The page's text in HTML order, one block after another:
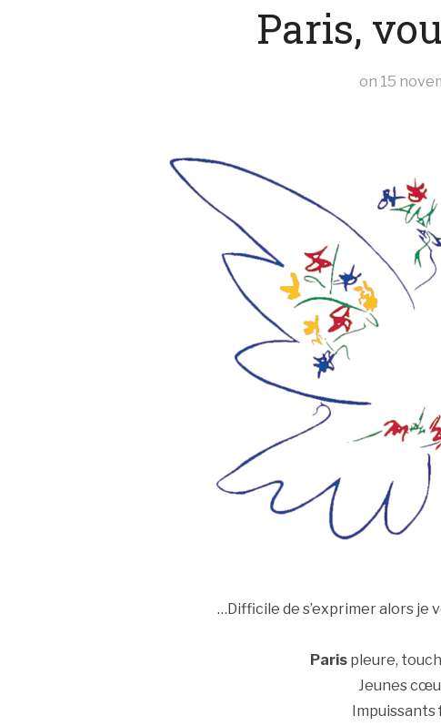
Paris,
on 15
…Difficile de s’exprimer alors je
Parispleure,
Jeunes
Impuissants